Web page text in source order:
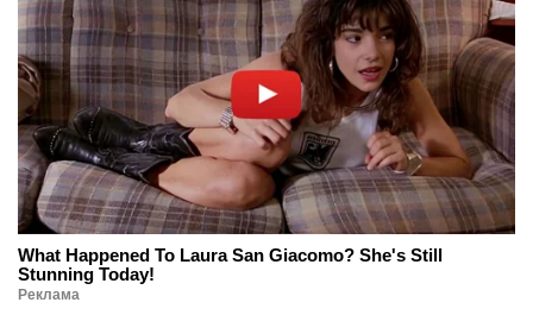
What Happened To Laura San Giacomo? She's Still
Stunning Today!
Реклама